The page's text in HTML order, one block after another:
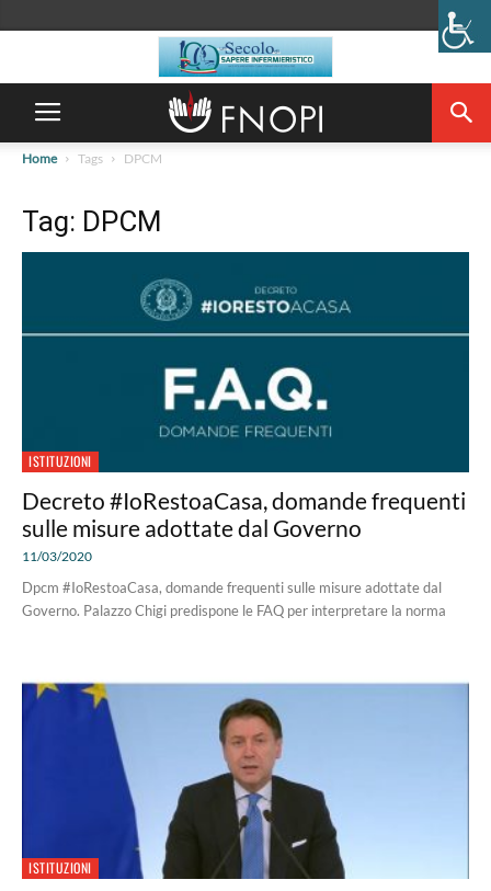
Home Tags DPCM
Tag: DPCM
ISTITUZIONI
Decreto #IoRestoaCasa, domande frequenti
sulle misure adottate dal Governo
11/03/2020
Dpcm #IoRestoaCasa, domande frequenti sulle misure adottate dal
Governo. Palazzo Chigi predispone le FAQ per interpretare la norma
ISTITUZIONI